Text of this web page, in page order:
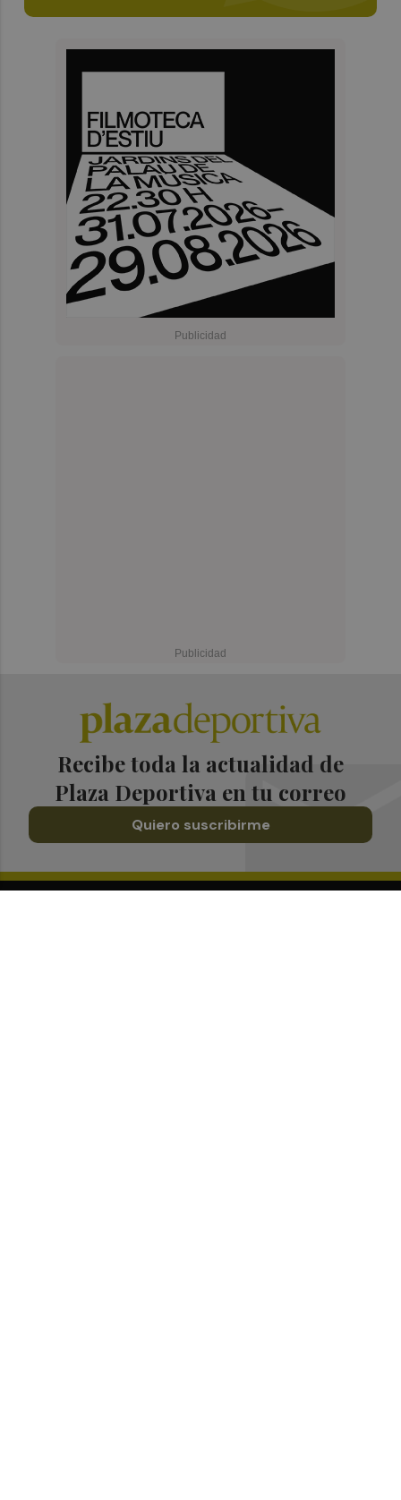
Recibe toda la actualidad de
Plaza Deportiva en tu correo
Quiero suscribirme